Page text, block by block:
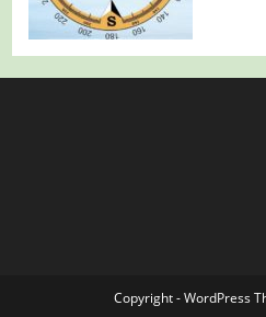
Copyright - WordPress